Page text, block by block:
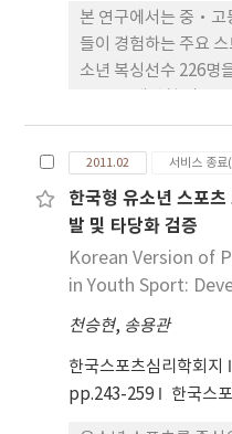
석을 거쳐 44문항에서
사지를 확정하였다.
인은 4요인으로 댄스
본 연구에서는 중·고
들이 경험하는 주요
소년 복싱선수 226명
를 분석한 결과 다음
행연구와 마찬가지로
의 부담, 실패 및 처벌
손실, 학업 및 진로 걱
영역으로 분류될 수
학업 및 진로 걱정 요
에 대한 반응(0.6%)은
다. 셋째, 체중조절의
가장 많았다. 이러한
스 요인이 달라질 수
2011.02 서비스 종료
한국형 유소년 스포
발 및 타당화 검증
Korean Version of
in Youth Sport:
천승현, 송용관
한국스포츠심리학회지
pp.243-259
한국스